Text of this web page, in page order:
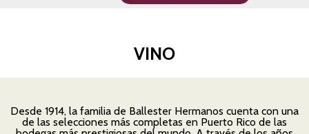
VINO
Desde 1914, la familia de Ballester Hermanos cuenta con una
de las selecciones más completas en Puerto Rico de las